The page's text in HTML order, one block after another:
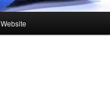
Website